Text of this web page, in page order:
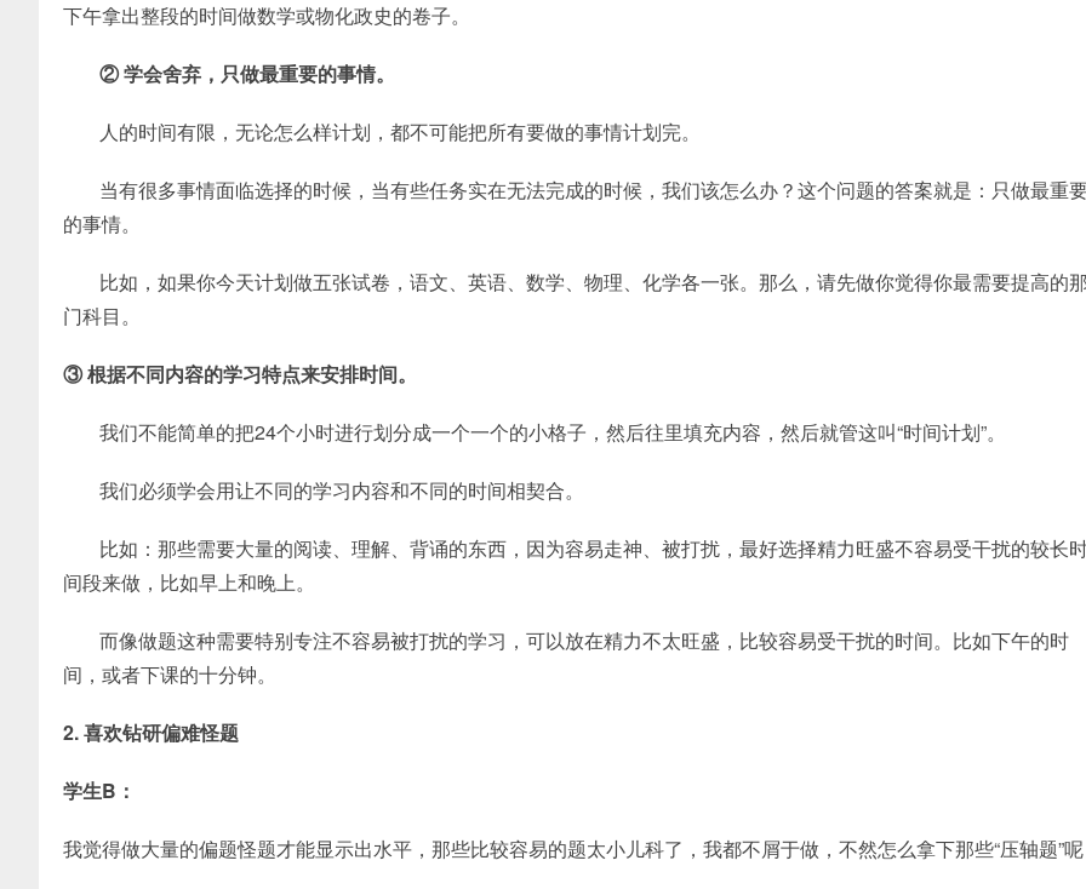
下午拿出整段的时间做数学或物化政史的卷子。
② 学会舍弃，只做最重要的事情。
人的时间有限，无论怎么样计划，都不可能把所有要做的事情计划完。
当有很多事情面临选择的时候，当有些任务实在无法完成的时候，我们该怎么办？这个问题的答案就是：只做最重
的事情。
比如，如果你今天计划做五张试卷，语文、英语、数学、物理、化学各一张。那么，请先做你觉得你最需要提高的
门科目。
③ 根据不同内容的学习特点来安排时间。
我们不能简单的把24个小时进行划分成一个一个的小格子，然后往里填充内容，然后就管这叫“时间计划”。
我们必须学会用让不同的学习内容和不同的时间相契合。
比如：那些需要大量的阅读、理解、背诵的东西，因为容易走神、被打扰，最好选择精力旺盛不容易受干扰的较长
间段来做，比如早上和晚上。
而像做题这种需要特别专注不容易被打扰的学习，可以放在精力不太旺盛，比较容易受干扰的时间。比如下午的时
间，或者下课的十分钟。
2. 喜欢钻研偏难怪题
学生B：
我觉得做大量的偏题怪题才能显示出水平，那些比较容易的题太小儿科了，我都不屑于做，不然怎么拿下那些“压轴题”